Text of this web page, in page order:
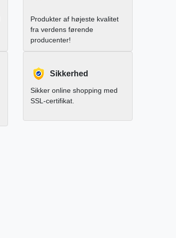
Produkter af højeste kvalitet
fra verdens førende
producenter!
Sikkerhed
Sikker online shopping med
SSL-certifikat.